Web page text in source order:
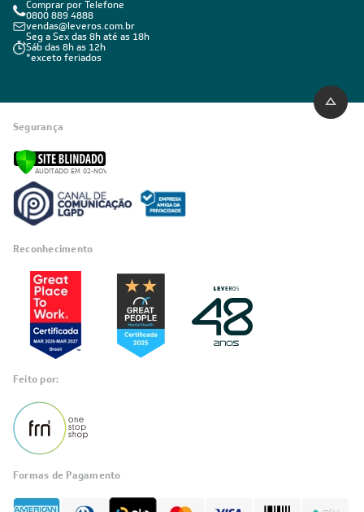
Comprar por Telefone
0800 889 4888
vendas@leveros.com.br
Seg a Sex das 8h até as 18h
Sáb das 8h as 12h
*exceto feriados
Segurança
Reconhecimento
Feito por:
Formas de Pagamento